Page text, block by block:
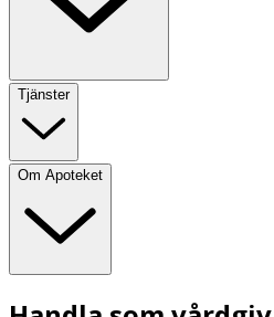
Tjänster
Om Apoteket